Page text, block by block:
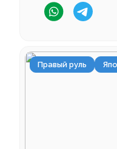
Правый руль